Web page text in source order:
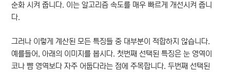
순화 시켜 줍니다. 이는 알고리즘 속도를 매우 빠르게 개선시켜 줍니
다.
그러나 이렇게 계산된 모든 특징들 중 대부분이 적합하지 않습니다.
예를들어, 아래의 이미지를 봅시다. 첫번째 선택된 특징은 눈 영역이
코나 뺨 영역보다 자주 어둡다라는 점에 주목합니다. 두번째 선택된